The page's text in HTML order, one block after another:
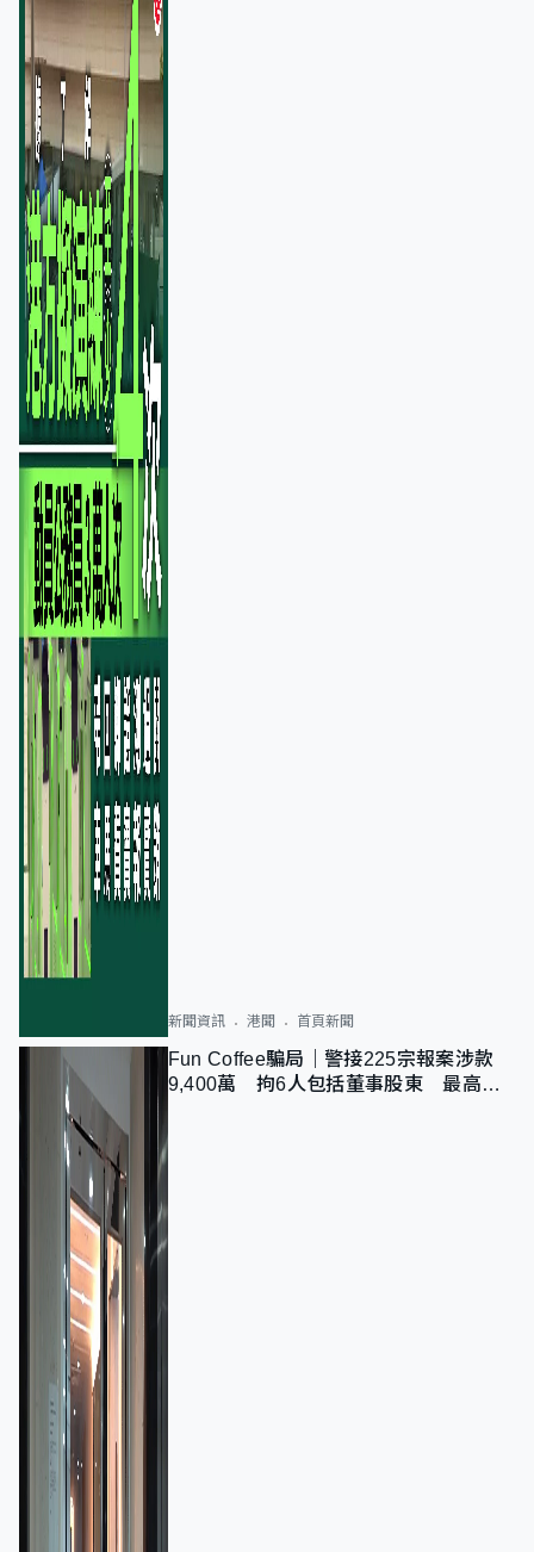
新聞資訊 港聞 首頁新聞
Fun Coffee騙局｜警接225宗報案涉款
9,400萬 拘6人包括董事股東 最高金